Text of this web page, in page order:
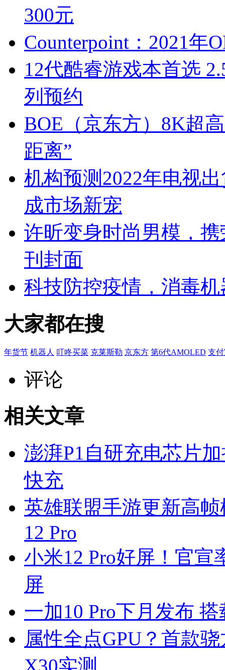
300元
Counterpoint：2021年
12代酷睿游戏本首选
列预约
BOE（京东方）8K超
距离”
机构预测2022年电视
成市场新宠
许昕变身时尚男模，
刊封面
科技防控疫情，消毒
大家都在搜
年货节 机器人 叮咚买菜 克莱斯勒 京东方 第6代AMOLED 支
评论
相关文章
澎湃P1自研充电芯片
快充
英雄联盟手游更新高
12 Pro
小米12 Pro好屏！官宣
屏
一加10 Pro下月发布
属性全点GPU？首款